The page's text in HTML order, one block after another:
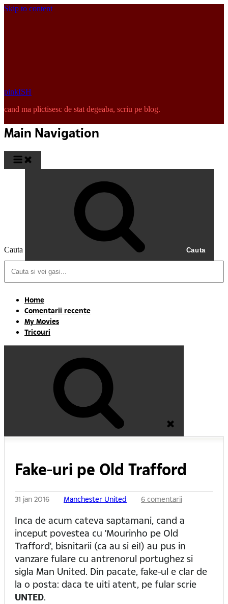
Skip to content
pinkISH
cand ma plictisesc de stat degeaba, scriu pe blog.
Main Navigation
Cauta Cauta
Home
Comentarii recente
My Movies
Tricouri
Fake-uri pe Old Trafford
31 jan 2016 Manchester United 6 comentarii
Inca de acum cateva saptamani, cand a
inceput povestea cu 'Mourinho pe Old
Trafford', bisnitarii (ca au si ei!) au pus in
vanzare fulare cu antrenorul portughez si
sigla Man United. Din pacate, fake-ul e clar de
la o posta: daca te uiti atent, pe fular scrie
UNTED.